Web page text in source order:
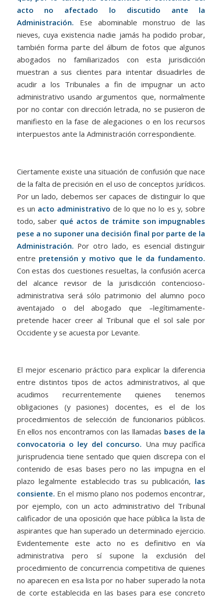
acto no afectado lo discutido ante la
Administración. Ese abominable monstruo de las
nieves, cuya existencia nadie jamás ha podido probar,
también forma parte del álbum de fotos que algunos
abogados no familiarizados con esta jurisdicción
muestran a sus clientes para intentar disuadirles de
acudir a los Tribunales a fin de impugnar un acto
administrativo usando argumentos que, normalmente
por no contar con dirección letrada, no se pusieron de
manifiesto en la fase de alegaciones o en los recursos
interpuestos ante la Administración correspondiente.
Ciertamente existe una situación de confusión que nace
de la falta de precisión en el uso de conceptos jurídicos.
Por un lado, debemos ser capaces de distinguir lo que
es un acto administrativo de lo que no lo es y, sobre
todo, saber qué actos de trámite son impugnables
pese a no suponer una decisión final por parte de la
Administración. Por otro lado, es esencial distinguir
entre pretensión y motivo que le da fundamento.
Con estas dos cuestiones resueltas, la confusión acerca
del alcance revisor de la jurisdicción contencioso-
administrativa será sólo patrimonio del alumno poco
aventajado o del abogado que –legítimamente-
pretende hacer creer al Tribunal que el sol sale por
Occidente y se acuesta por Levante.
El mejor escenario práctico para explicar la diferencia
entre distintos tipos de actos administrativos, al que
acudimos recurrentemente quienes tenemos
obligaciones (y pasiones) docentes, es el de los
procedimientos de selección de funcionarios públicos.
En ellos nos encontramos con las llamadas bases de la
convocatoria o ley del concurso. Una muy pacífica
jurisprudencia tiene sentado que quien discrepa con el
contenido de esas bases pero no las impugna en el
plazo legalmente establecido tras su publicación, las
consiente. En el mismo plano nos podemos encontrar,
por ejemplo, con un acto administrativo del Tribunal
calificador de una oposición que hace pública la lista de
aspirantes que han superado un determinado ejercicio.
Evidentemente este acto no es definitivo en vía
administrativa pero sí supone la exclusión del
procedimiento de concurrencia competitiva de quienes
no aparecen en esa lista por no haber superado la nota
de corte establecida en las bases para ese concreto